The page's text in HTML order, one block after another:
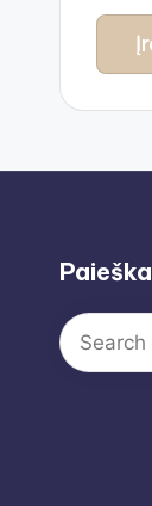
Paieška